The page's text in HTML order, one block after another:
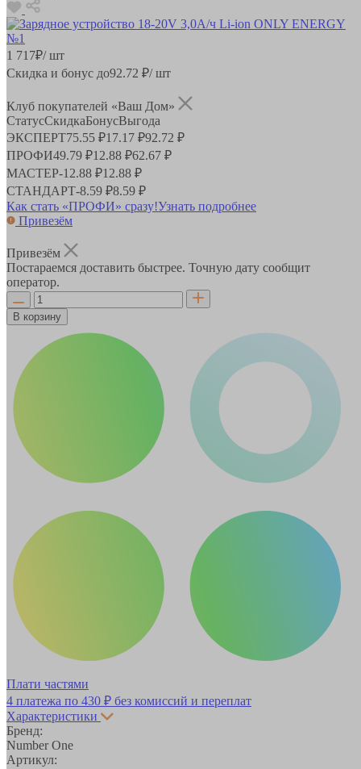
1 717₽/ шт
Скидка и бонус до92.72 ₽/ шт
Клуб покупателей «Ваш Дом»
СтатусСкидкаБонусВыгода
ЭКСПЕРТ75.55 ₽17.17 ₽92.72 ₽
ПРОФИ49.79 ₽12.88 ₽62.67 ₽
МАСТЕР-12.88 ₽12.88 ₽
СТАНДАРТ-8.59 ₽8.59 ₽
Как стать «ПРОФИ» сразу!Узнать подробнее
Привезём
Привезём
Постараемся доставить быстрее. Точную дату сообщит
оператор.
В корзину
Плати частями
4 платежа по 430 ₽ без комиссий и переплат
Характеристики
Бренд:
Number One
Артикул: